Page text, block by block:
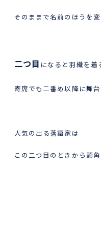
そのままで名前のほうを
二つ目 になると羽織を着
寄席でも二番め以降に舞台
人気の出る落語家は
この二つ目のときから頭